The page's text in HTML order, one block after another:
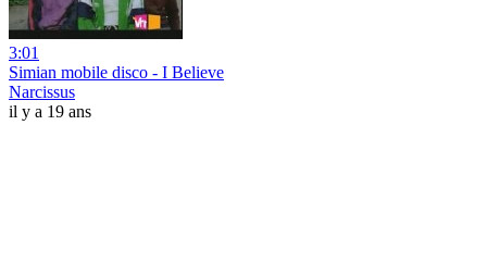
3:01
Simian mobile disco - I Believe
Narcissus
il y a 19 ans